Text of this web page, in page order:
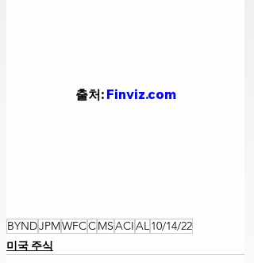
출처: Finviz.com
BYNDJPMWFCCMSACIAL10/14/22
미국 주식